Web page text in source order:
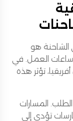
هو
العمل. في
تؤثر هذه
المسارات
تؤدي إلى